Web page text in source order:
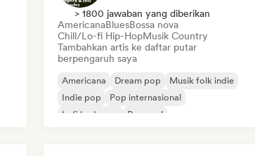
> 1800 jawaban yang diberikan
AmericanaBluesBossa nova
Chill/Lo-fi Hip-HopMusik Country
Tambahkan artis ke daftar putar
berpengaruh saya
Americana Dream pop
Musik folk indie
Indie pop
Pop internasional
Lofi bedroom
Pop soul